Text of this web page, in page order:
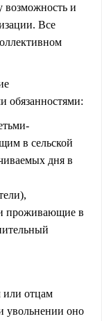
возможность и
Все
обязанностями:
в сельской
дня в
проживающие в
или отцам
увольнении оно